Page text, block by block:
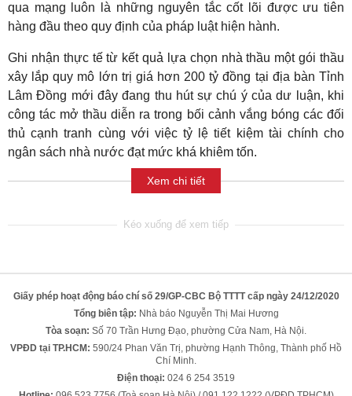
qua mạng luôn là những nguyên tắc cốt lõi được ưu tiên
hàng đầu theo quy định của pháp luật hiện hành.
Ghi nhận thực tế từ kết quả lựa chọn nhà thầu một gói thầu
xây lắp quy mô lớn trị giá hơn 200 tỷ đồng tại địa bàn Tỉnh
Lâm Đồng mới đây đang thu hút sự chú ý của dư luận, khi
công tác mở thầu diễn ra trong bối cảnh vắng bóng các đối
thủ cạnh tranh cùng với việc tỷ lệ tiết kiệm tài chính cho
ngân sách nhà nước đạt mức khá khiêm tốn.
Xem chi tiết
Giấy phép hoạt động báo chí số 29/GP-CBC Bộ TTTT cấp ngày 24/12/2020
Tổng biên tập: Nhà báo Nguyễn Thị Mai Hương
Tòa soạn: Số 70 Trần Hưng Đạo, phường Cửa Nam, Hà Nội.
VPĐD tại TP.HCM: 590/24 Phan Văn Trị, phường Hạnh Thông, Thành phố Hồ
Chí Minh.
Điện thoại: 024 6 254 3519